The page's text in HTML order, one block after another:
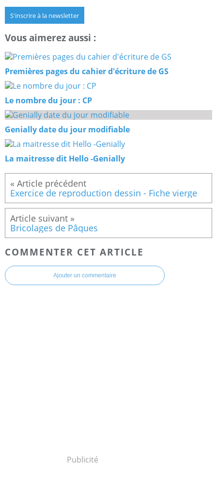
S'inscrire à la newsletter
Vous aimerez aussi :
Premières pages du cahier d'écriture de GS
Le nombre du jour : CP
Genially date du jour modifiable
La maitresse dit Hello -Genially
Exercice de reproduction dessin - Fiche vierge
Bricolages de Pâques
COMMENTER CET ARTICLE
Ajouter un commentaire
Publicité